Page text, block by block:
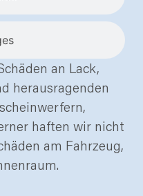
an Lack,
herausragenden
haften wir nicht
am Fahrzeug,